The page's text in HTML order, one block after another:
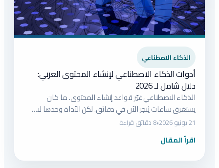
الذكاء الاصطناعي
أدوات الذكاء الاصطناعي لإنشاء المحتوى العربي:
دليل شامل لـ 2026
الذكاء الاصطناعي غيّر قواعد إنشاء المحتوى. ما كان
يستغرق ساعات يُنجز الآن في دقائق. لكن الأداة وحدها لا…
21 يونيو 2026 •8 دقائق قراءة
اقرأ المقال